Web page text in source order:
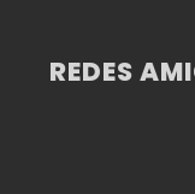
REDES